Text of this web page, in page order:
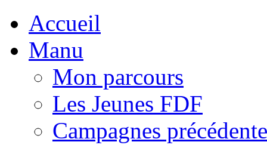
Accueil
Manu
Mon parcours
Les Jeunes FDF
Campagnes